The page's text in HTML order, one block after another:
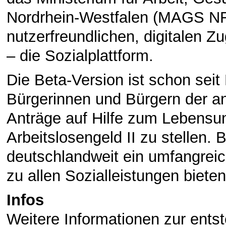
Nordrhein-Westfalen (MAGS
nutzerfreundlichen, digitalen
– die Sozialplattform.
Die Beta-Version ist schon
Bürgerinnen und Bürgern der
Anträge auf Hilfe zum
Arbeitslosengeld II zu stellen.
deutschlandweit ein
zu allen Sozialleistungen
Infos
Weitere Informationen zur